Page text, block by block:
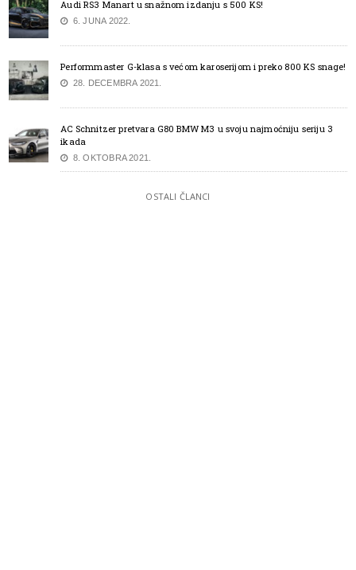
Audi RS3 Manart u snažnom izdanju s 500 KS!
6. JUNA 2022.
Performmaster G-klasa s većom karoserijom i preko 800 KS snage!
28. DECEMBRA 2021.
AC Schnitzer pretvara G80 BMW M3 u svoju najmoćniju seriju 3
ikada
8. OKTOBRA 2021.
OSTALI ČLANCI